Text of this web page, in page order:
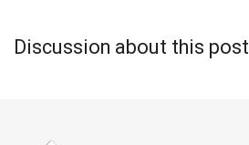
Discussion about this post